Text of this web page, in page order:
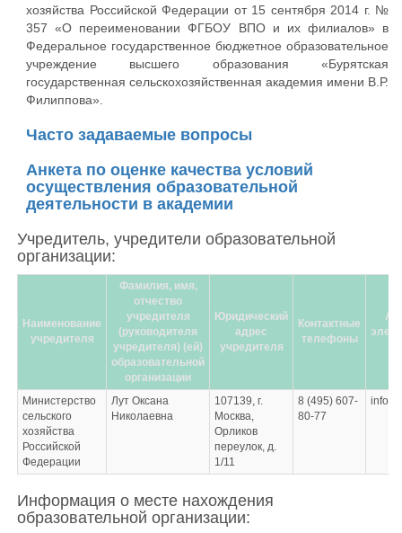
хозяйства Российской Федерации от 15 сентября 2014 г. №
357 «О переименовании ФГБОУ ВПО и их филиалов» в
Федеральное государственное бюджетное образовательное
учреждение высшего образования «Бурятская
государственная сельскохозяйственная академия имени В.Р.
Филиппова».
Часто задаваемые вопросы
Анкета по оценке качества условий
осуществления образовательной
деятельности в академии
Учредитель, учредители образовательной
организации:
Наименование
учредителя
Фамилия, имя,
отчество
учредителя
(руководителя
учредителя) (ей)
образовательной
организации
Юридический
адрес
учредителя
Контактные
телефоны
Министерство
сельского
хозяйства
Российской
Федерации
Лут Оксана
Николаевна
107139, г.
Москва,
Орликов
переулок, д.
1/11
8 (495) 607-
80-77
Информация о месте нахождения
образовательной организации: